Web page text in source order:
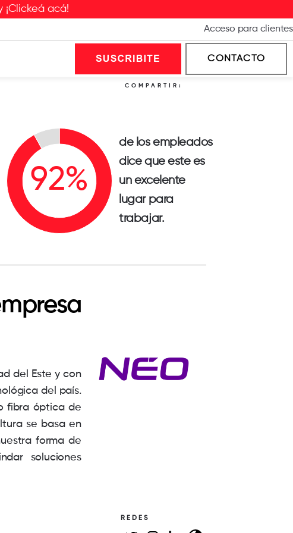
¡Clickeá acá!
Acceso para clientes
CONTACTO
COMPARTIR:
de los empleados
dice que este es
un excelente
lugar para
trabajar.
del Este y con
del país.
fibra óptica de
se basa en
forma de
soluciones
REDES